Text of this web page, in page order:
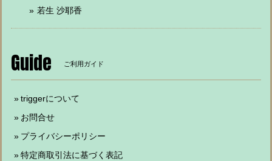
若生 沙耶香
Guide ご利用ガイド
triggerについて
お問合せ
プライバシーポリシー
特定商取引法に基づく表記